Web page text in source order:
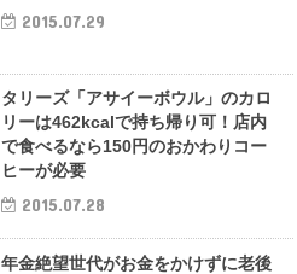
2015.07.29
タリーズ「アサイーボウル」のカロ
リーは462kcalで持ち帰り可！店内
で食べるなら150円のおかわりコー
ヒーが必要
2015.07.28
年金絶望世代がお金をかけずに老後